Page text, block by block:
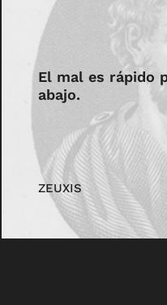
El mal es rápido
abajo.
ZEUXIS